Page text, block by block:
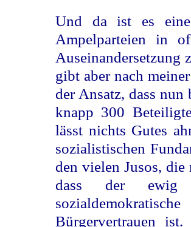
Und da ist es eine
Ampelparteien in
Auseinandersetzung
gibt aber nach
der Ansatz, dass
knapp 300
lässt nichts Gutes
sozialistischen
den vielen Jusos,
dass der ewig
Bürgervertrauen